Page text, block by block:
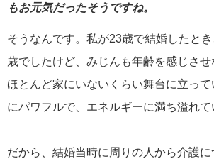
もお元気だったそうですね。
そうなんです。私が23歳で結婚したと
歳でしたけど、みじんも年齢を感じさせ
ほとんど家にいないくらい舞台に立っ
にパワフルで、エネルギーに満ち溢れて
だから、結婚当時に周りの人から介護